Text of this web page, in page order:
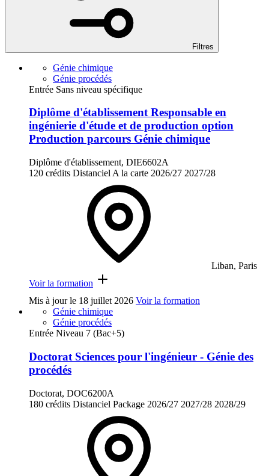
Filtres
Génie chimique
Génie procédés
Entrée Sans niveau spécifique
Diplôme d'établissement Responsable en
ingénierie d'étude et de production option
Production parcours Génie chimique
Diplôme d'établissement, DIE6602A
120 crédits Distanciel A la carte 2026/27 2027/28
Liban, Paris
Voir la formation
Mis à jour le 18 juillet 2026 Voir la formation
Génie chimique
Génie procédés
Entrée Niveau 7 (Bac+5)
Doctorat Sciences pour l'ingénieur - Génie des
procédés
Doctorat, DOC6200A
180 crédits Distanciel Package 2026/27 2027/28 2028/29